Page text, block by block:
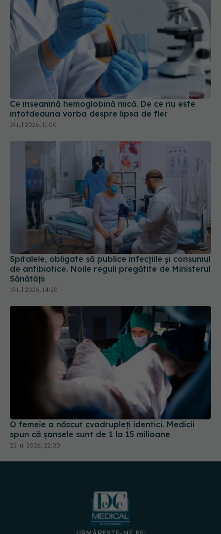
Ce înseamnă hemoglobină mică. De ce nu este
întotdeauna vorba despre lipsa de fier
19 iul 2026, 11:00
Spitalele, obligate să publice infecțiile și consumul
de antibiotice. Noile reguli pregătite de Ministerul
19 iul 2026, 14:20
O femeie a născut cvadrupleți identici. Medicii
spun că șansele sunt de 1 la 15 milioane
22 iul 2026, 22:00
URMĂREȘTE-NE PE:
DESCARCĂ APLICAȚIA